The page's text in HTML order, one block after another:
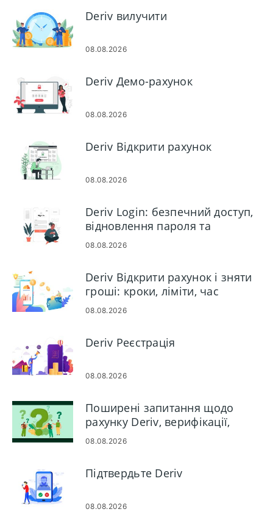
Deriv вилучити
08.08.2026
Deriv Демо-рахунок
08.08.2026
Deriv Відкрити рахунок
08.08.2026
Deriv Login: безпечний доступ,
відновлення пароля та
усунення несправностей
08.08.2026
Deriv Відкрити рахунок і зняти
гроші: кроки, ліміти, час
08.08.2026
Deriv Реєстрація
08.08.2026
Поширені запитання щодо
рахунку Deriv, верифікації,
депозиту/виведення коштів і
08.08.2026
Підтвердьте Deriv
08.08.2026